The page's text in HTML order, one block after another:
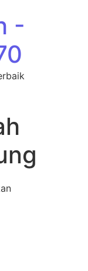
-
pada Testimoni